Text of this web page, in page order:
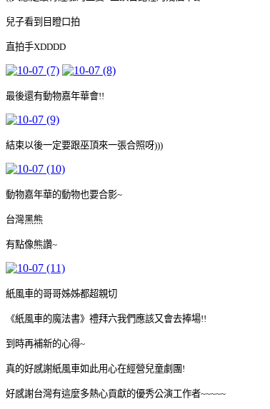
兒子看到目瞪口拍
直拍手XDDDD
最後還有動物嘉年華會!!
結束以後一定要跟巫頂來一張合照呀)))
動物嘉年華的動物也要合影~
台灣黑熊
有點像熊讚~
紙風車的哥哥姊姊都超親切
《紙風車的魔法書》禮拜六我們應該又會去捧場!!
到時再補新的心得~
真的好感謝紙風車如此用心在經營兒童劇團!
好感謝台灣有這麼多熱心貢獻的優秀公演工作者~~~~~